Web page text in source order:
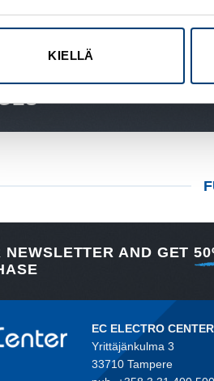
KIELLÄ
BOXES TO
NEWSLETTER AND GET
EC ELECTRO
Yrittäjänkulma 3
33710 Tampere